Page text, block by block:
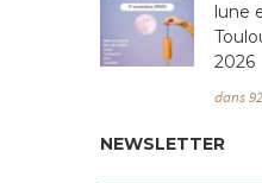
lune
2026
dans
NEWSLETTER